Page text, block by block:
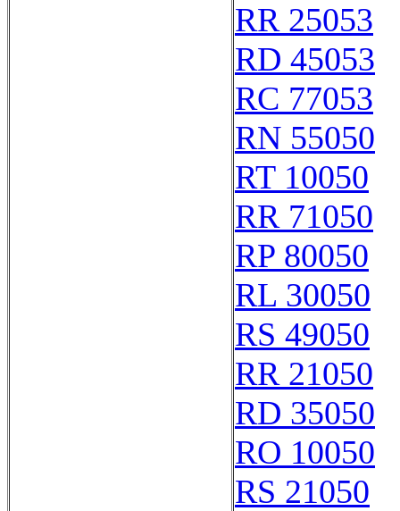
RR 25053
RD 45053
RC 77053
RN 55050
RT 10050
RR 71050
RP 80050
RL 30050
RS 49050
RR 21050
RD 35050
RO 10050
RS 21050